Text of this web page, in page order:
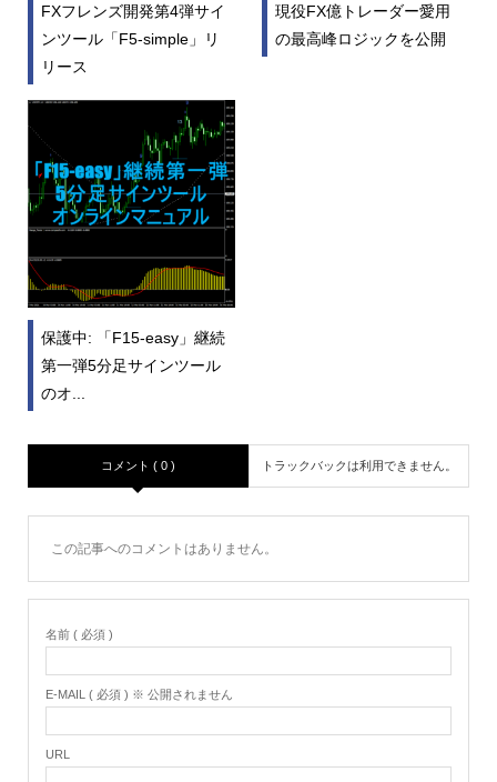
FXフレンズ開発第4弾サイ
ンツール「F5-simple」リ
リース
現役FX億トレーダー愛用
の最高峰ロジックを公開
保護中: 「F15-easy」継続
第一弾5分足サインツール
のオ...
コメント ( 0 ) トラックバックは利用できません。
この記事へのコメントはありません。
名前 ( 必須 )
E-MAIL ( 必須 ) ※ 公開されません
URL